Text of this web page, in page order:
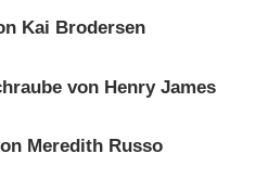
Kai Brodersen
von Henry James
Meredith Russo